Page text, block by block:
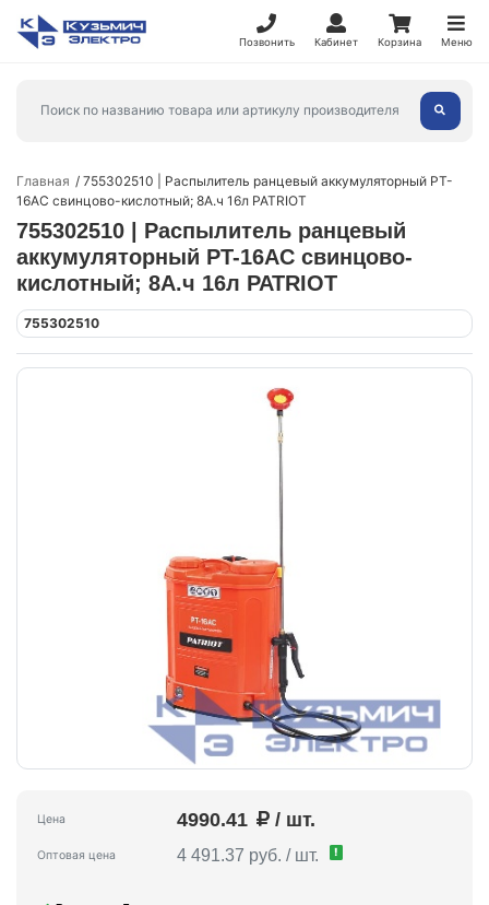
Позвонить Кабинет Корзина Меню
Главная
755302510 | Распылитель ранцевый аккумуляторный PT-
16AC свинцово-кислотный; 8А.ч 16л PATRIOT
755302510 | Распылитель ранцевый
аккумуляторный PT-16AC свинцово-
кислотный; 8А.ч 16л PATRIOT
755302510
Цена 4990.41 / шт.
Оптовая цена 4 491.37 руб. / шт. !